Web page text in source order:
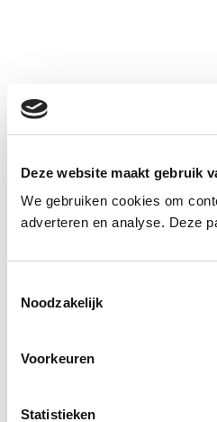
Deze website maakt gebruik
We gebruiken cookies om
adverteren en analyse. Deze
Noodzakelijk
Voorkeuren
Statistieken